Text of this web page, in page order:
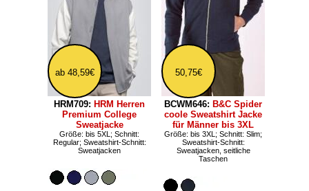
ab 48,59€
HRM709: HRM Herren
Premium College
Sweatjacke
Größe: bis 5XL; Schnitt:
Regular; Sweatshirt-Schnitt:
Sweatjacken
50,75€
BCWM646: B&C Spider
coole Sweatshirt Jacke
für Männer bis 3XL
Größe: bis 3XL; Schnitt: Slim;
Sweatshirt-Schnitt:
Sweatjacken, seitliche
Taschen